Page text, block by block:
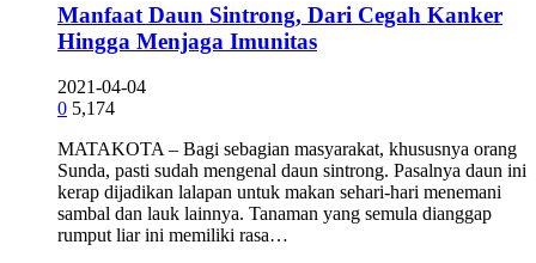
Manfaat Daun Sintrong, Dari Cegah Kanker
Hingga Menjaga Imunitas
2021-04-04
0 5,174
MATAKOTA – Bagi sebagian masyarakat, khususnya orang
Sunda, pasti sudah mengenal daun sintrong. Pasalnya daun ini
kerap dijadikan lalapan untuk makan sehari-hari menemani
sambal dan lauk lainnya. Tanaman yang semula dianggap
rumput liar ini memiliki rasa…